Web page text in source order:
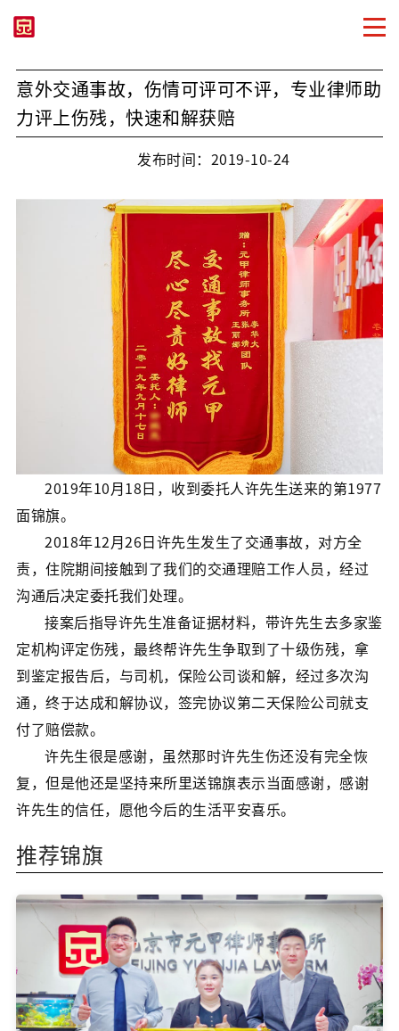
意外交通事故，伤情可评可不评，专业律师助
力评上伤残，快速和解获赔
发布时间：2019-10-24
2019年10月18日，收到委托人许先生送来的第1977
面锦旗。
2018年12月26日许先生发生了交通事故，对方全
责，住院期间接触到了我们的交通理赔工作人员，经过
沟通后决定委托我们处理。
接案后指导许先生准备证据材料，带许先生去多家鉴
定机构评定伤残，最终帮许先生争取到了十级伤残，拿
到鉴定报告后，与司机，保险公司谈和解，经过多次沟
通，终于达成和解协议，签完协议第二天保险公司就支
付了赔偿款。
许先生很是感谢，虽然那时许先生伤还没有完全恢
复，但是他还是坚持来所里送锦旗表示当面感谢，感谢
许先生的信任，愿他今后的生活平安喜乐。
推荐锦旗